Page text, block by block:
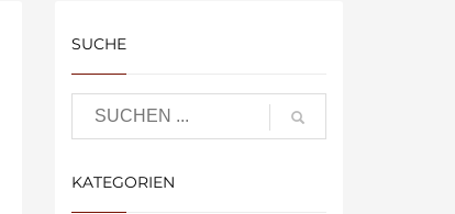
SUCHE
KATEGORIEN